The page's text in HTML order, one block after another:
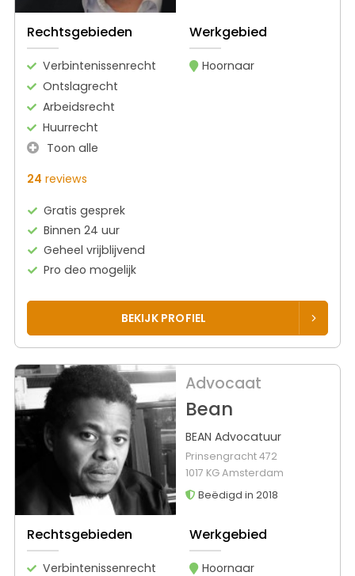
Rechtsgebieden
Verbintenissenrecht
Ontslagrecht
Arbeidsrecht
Huurrecht
Toon alle
Werkgebied
Hoornaar
24 reviews
Gratis gesprek
Binnen 24 uur
Geheel vrijblijvend
Pro deo mogelijk
BEKIJK PROFIEL
Advocaat
Bean
BEAN Advocatuur
Prinsengracht 472
1017 KG Amsterdam
Beëdigd in 2018
Rechtsgebieden
Verbintenissenrecht
Werkgebied
Hoornaar